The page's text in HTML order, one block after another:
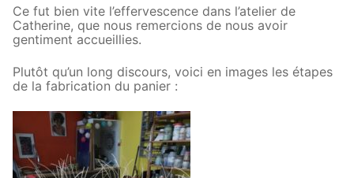
Ce fut bien vite l’effervescence dans l’atelier de
Catherine, que nous remercions de nous avoir
gentiment accueillies.
Plutôt qu’un long discours, voici en images les étapes
de la fabrication du panier :